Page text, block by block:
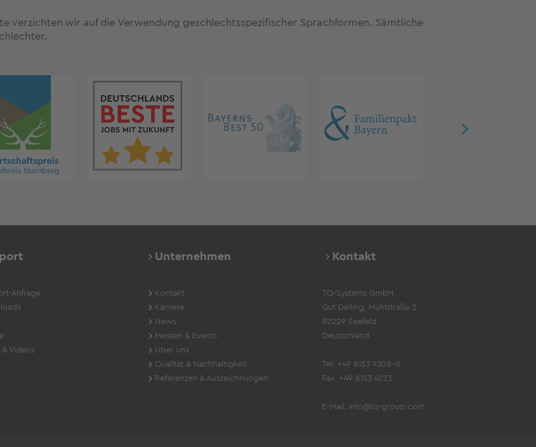
verzichten wir auf die Verwendung geschlechtsspezifischer Sprachformen. Sämtliche
Anfrage
& Videos
Unternehmen
Kontakt
Karriere
News
Messen & Events
Über uns
Qualität & Nachhaltigkeit
Referenzen & Auszeichnungen
Kontakt
TQ-Systems GmbH
Gut Delling, Mühlstraße 2
82229 Seefeld
Deutschland
Tel. +49 8153 9308-0
Fax. +49 8153 4223
E-Mail: info@tq-group.com